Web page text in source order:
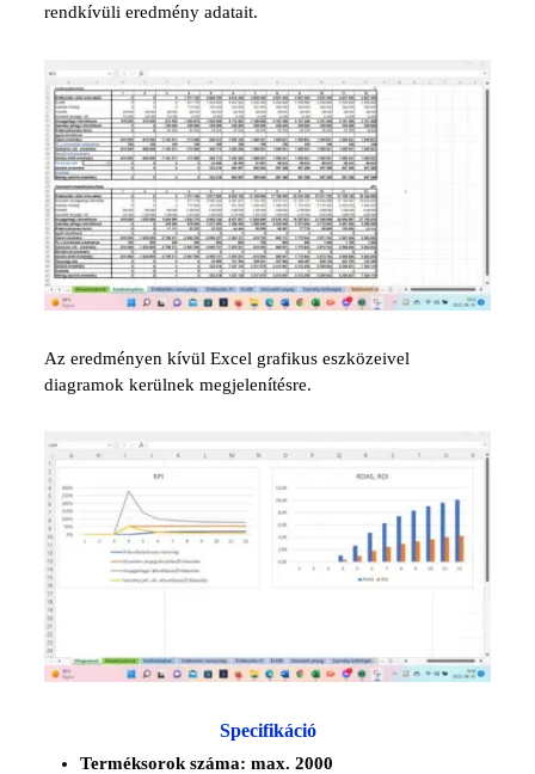
rendkívüli eredmény adatait.
Az eredményen kívül Excel grafikus eszközeivel
diagramok kerülnek megjelenítésre.
Specifikáció
Terméksorok száma: max. 2000